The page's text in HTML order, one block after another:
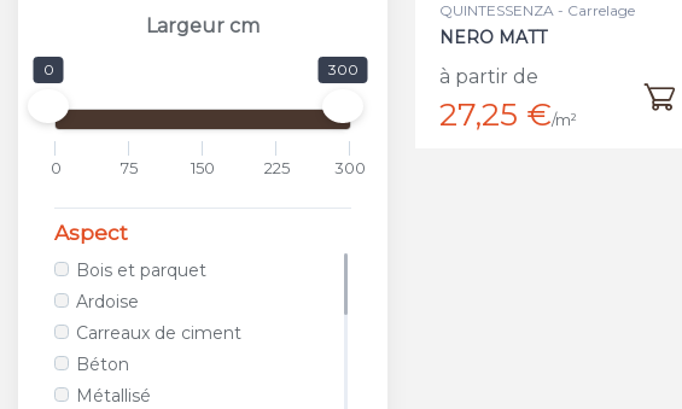
ARIOSTEA
ARPA
ARTISTICA DUE
ASCOT
ASTOR
ATLAS CONCORDE
AVA CERAMICA
AZTECA CERAMICA
AZULEJOS BENADRESA
AZULEV
AZUVI
Largeur cm
0 300
0 75 150 225 300
Aspect
Bois et parquet
Ardoise
Carreaux de ciment
Béton
Métallisé
QUINTESSENZA - Carrelage
NERO MATT
à partir de
27,25 €/m²